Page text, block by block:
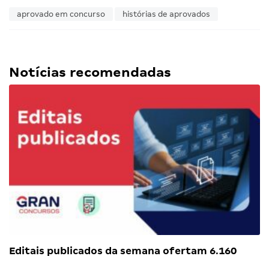
aprovado em concurso histórias de aprovados
Notícias recomendadas
Editais publicados da semana ofertam 6.160